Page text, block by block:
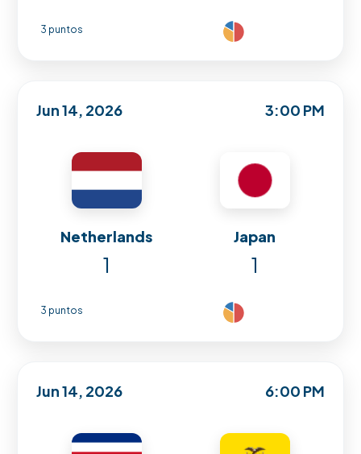
3 puntos
Jun 14, 2026 3:00 PM
Netherlands Japan
1 1
3 puntos
Jun 14, 2026 6:00 PM